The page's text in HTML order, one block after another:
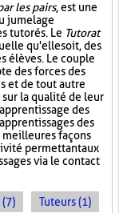
les pairs, est une
jumelage
tutorés. Le Tutorat
qu'elle soit, des
élèves. Le couple
des forces des
et de tout autre
la qualité de leur
des
des
meilleures façons
permettant aux
via le contact
Tuteurs (1)